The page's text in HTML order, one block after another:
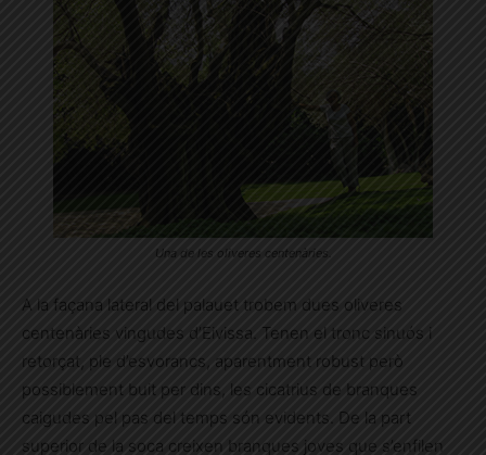
Una de les oliveres centenàries.
A la façana lateral del palauet trobem dues oliveres
centenàries vingudes d’Eivissa. Tenen el tronc sinuós i
retorçat, ple d’esvorancs, aparentment robust però
possiblement buit per dins, les cicatrius de branques
caigudes pel pas del temps són evidents. De la part
superior de la soca creixen branques joves que s’enfilen